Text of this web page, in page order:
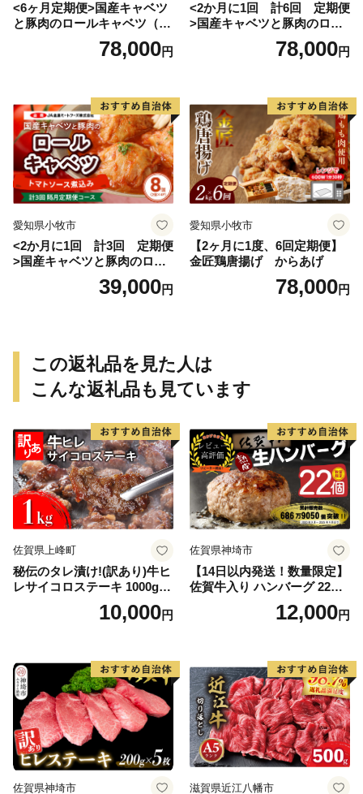
<6ヶ月定期便>国産キャベツ
と豚肉のロールキャベツ（4P
78,000円
<2か月に1回 計6回 定期便
>国産キャベツと豚肉のロー
ルキャベツ（4P入り）
78,000円
愛知県小牧市
<2か月に1回 計3回 定期便
>国産キャベツと豚肉のロー
ルキャベツ（4P入り）
39,000円
愛知県小牧市
【2ヶ月に1度、6回定期便】
金匠鶏唐揚げ からあげ
78,000円
この返礼品を見た人は
こんな返礼品も見ています
佐賀県上峰町
秘伝のタレ漬け!(訳あり)牛ヒ
レサイコロステーキ 1000g
10,000円
佐賀県神埼市
【14日以内発送！数量限定】
佐賀牛入り ハンバーグ 22個
2.6kg(120g×22個)【佐賀牛
黒毛和牛 ブランド牛 九州 ハ
気】(H083106)
12,000円
佐賀県神埼市 滋賀県近江八幡市